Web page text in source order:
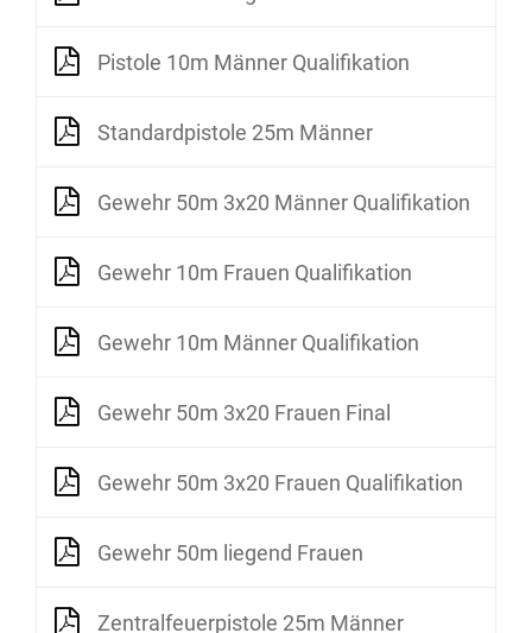
Pistole 10m Männer Qualifikation
Standardpistole 25m Männer
Gewehr 50m 3x20 Männer Qualifikation
Gewehr 10m Frauen Qualifikation
Gewehr 10m Männer Qualifikation
Gewehr 50m 3x20 Frauen Final
Gewehr 50m 3x20 Frauen Qualifikation
Gewehr 50m liegend Frauen
Zentralfeuerpistole 25m Männer